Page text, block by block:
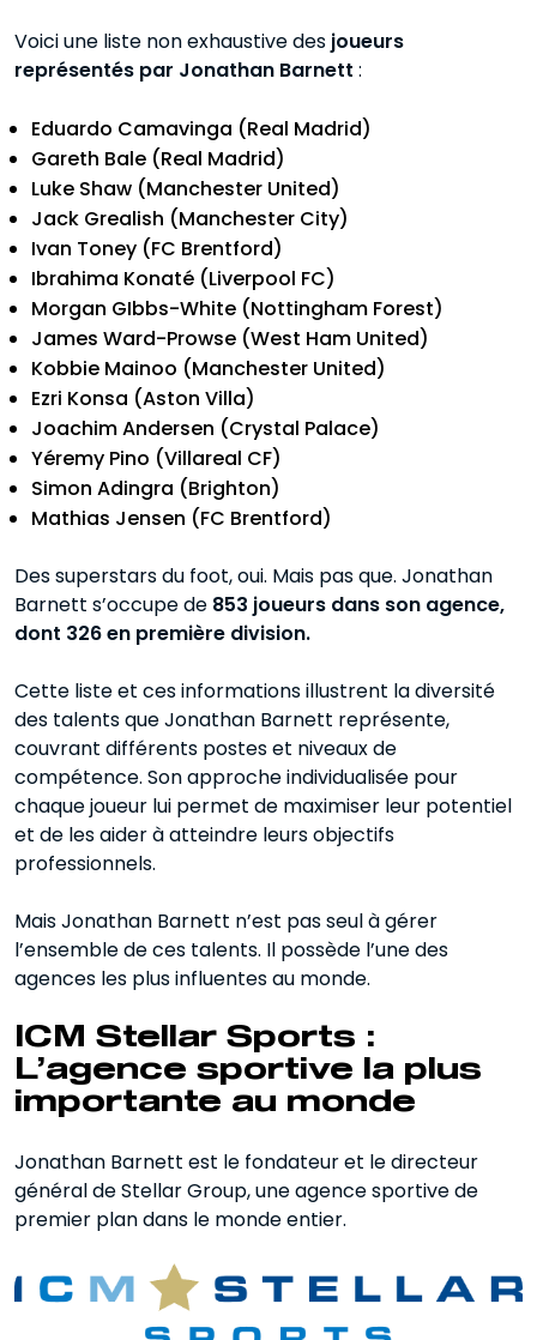
Voici une liste non exhaustive des joueurs
représentés par Jonathan Barnett :
Eduardo Camavinga (Real Madrid)
Gareth Bale (Real Madrid)
Luke Shaw (Manchester United)
Jack Grealish (Manchester City)
Ivan Toney (FC Brentford)
Ibrahima Konaté (Liverpool FC)
Morgan GIbbs-White (Nottingham Forest)
James Ward-Prowse (West Ham United)
Kobbie Mainoo (Manchester United)
Ezri Konsa (Aston Villa)
Joachim Andersen (Crystal Palace)
Yéremy Pino (Villareal CF)
Simon Adingra (Brighton)
Mathias Jensen (FC Brentford)
Des superstars du foot, oui. Mais pas que. Jonathan
Barnett s’occupe de 853 joueurs dans son agence,
dont 326 en première division.
Cette liste et ces informations illustrent la diversité
des talents que Jonathan Barnett représente,
couvrant différents postes et niveaux de
compétence. Son approche individualisée pour
chaque joueur lui permet de maximiser leur potentiel
et de les aider à atteindre leurs objectifs
professionnels.
Mais Jonathan Barnett n’est pas seul à gérer
l’ensemble de ces talents. Il possède l’une des
agences les plus influentes au monde.
ICM Stellar Sports :
L’agence sportive la plus
importante au monde
Jonathan Barnett est le fondateur et le directeur
général de Stellar Group, une agence sportive de
premier plan dans le monde entier.